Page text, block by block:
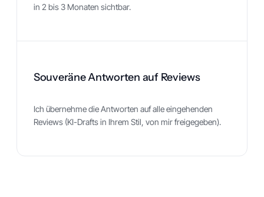
in 2 bis 3 Monaten sichtbar.
Souveräne Antworten auf Reviews
Ich übernehme die Antworten auf alle eingehenden
Reviews (KI-Drafts in Ihrem Stil, von mir freigegeben).